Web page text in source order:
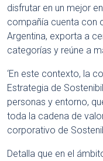
disfrutar en un mejor
compañía cuenta con
Argentina, exporta a
categorías y reúne a
‘En este contexto, la
Estrategia de
personas y entorno,
toda la cadena de
corporativo de
Detalla que en el